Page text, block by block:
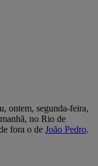
ontem, segunda-feira,
no Rio de
fora o de João Pedro.